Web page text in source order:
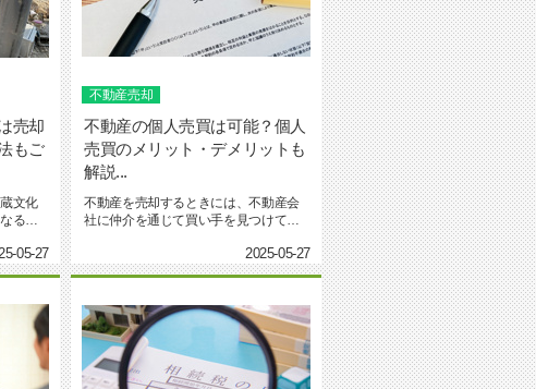
売却
もご
文化
る可
05-27
不動産売却
不動産の個人売買は可能？個人
売買のメリット・デメリットも
解説...
不動産を売却するときには、不動産会
社に仲介を通じて買い手を見つけても
2025-05-27